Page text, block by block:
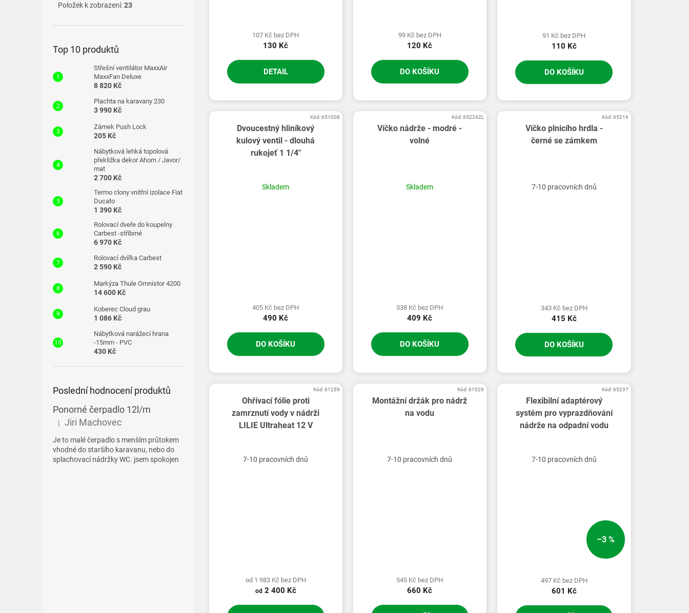
Položek k zobrazení:23
Top 10 produktů
Střešní ventilátor MaxxAir
MaxxFan Deluxe
8 820 Kč
Plachta na karavany 230
3 990 Kč
Zámek Push Lock
205 Kč
Nábytková lehká topolová
překližka dekor Ahorn / Javor/
mat
2 700 Kč
Termo clony vnitřní izolace Fiat
Ducato
1 390 Kč
Rolovací dveře do koupelny
Carbest -stříbrné
6 970 Kč
Rolovací dvířka Carbest
2 590 Kč
Markýza Thule Omnistor 4200
14 600 Kč
Koberec Cloud grau
1 086 Kč
Nábytková narážecí hrana
-15mm - PVC
430 Kč
Poslední hodnocení produktů
Ponorné čerpadlo 12l/m
Hodnocení produktu je 5 z 5 hvězdiček.
| Jiri Machovec
Je to malé čerpadlo s menším průtokem
vhodné do staršího karavanu, nebo do
splachovací nádržky WC. jsem spokojen
107 Kč bez DPH
130 Kč
DETAIL
99 Kč bez DPH
120 Kč
DO KOŠÍKU
91 Kč bez DPH
110 Kč
DO KOŠÍKU
Dvoucestný hliníkový
kulový ventil - dlouhá
rukojeť 1 1/4"
Skladem
405 Kč bez DPH
490 Kč
DO KOŠÍKU
Kód:651008
Víčko nádrže - modré -
volné
Skladem
338 Kč bez DPH
409 Kč
DO KOŠÍKU
Kód:652242L
Víčko plnicího hrdla -
černé se zámkem
7-10 pracovních dnů
343 Kč bez DPH
415 Kč
DO KOŠÍKU
Kód:65216
Ohřívací fólie proti
zamrznutí vody v nádrži
LILIE Ultraheat 12 V
7-10 pracovních dnů
od 1 983 Kč bez DPH
od 2 400 Kč
Kód:61259
Montážní držák pro nádrž
na vodu
7-10 pracovních dnů
545 Kč bez DPH
660 Kč
Kód:61029
Flexibilní adaptérový
systém pro vyprazdňování
nádrže na odpadní vodu
7-10 pracovních dnů
–3 %
497 Kč bez DPH
601 Kč
Kód:65237